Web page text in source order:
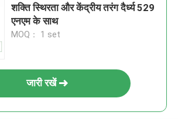
शक्ति स्थिरता और केंद्रीय तरंग दैर्ध्य 529
एनएम के साथ
MOQ： 1 set
जारी रखें